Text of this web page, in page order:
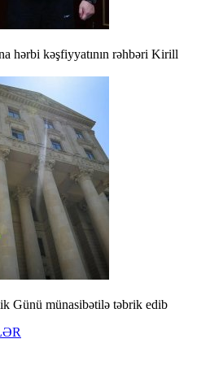
hərbi kəşfiyyatının rəhbəri Kirill
Günü münasibətilə təbrik edib